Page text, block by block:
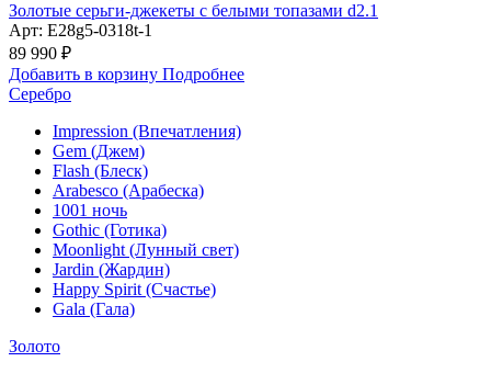
Золотые серьги-джекеты с белыми топазами d2.1
Арт: E28g5-0318t-1
89 990 ₽
Добавить в корзину Подробнее
Серебро
Impression (Впечатления)
Gem (Джем)
Flash (Блеск)
Arabesco (Арабеска)
1001 ночь
Gothic (Готика)
Moonlight (Лунный свет)
Jardin (Жардин)
Happy Spirit (Счастье)
Gala (Гала)
Золото